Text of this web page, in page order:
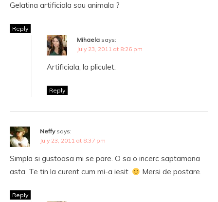
Gelatina artificiala sau animala ?
Reply
Mihaela says:
July 23, 2011 at 8:26 pm
Artificiala, la pliculet.
Reply
Neffy says:
July 23, 2011 at 8:37 pm
Simpla si gustoasa mi se pare. O sa o incerc saptamana
asta. Te tin la curent cum mi-a iesit.
Mersi de postare.
Reply